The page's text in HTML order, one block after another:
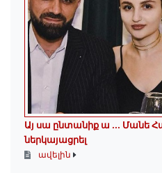
Այ սա ընտանիք ա ․․․ Մանե
ներկայացրել
ավելին